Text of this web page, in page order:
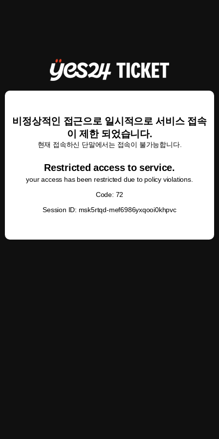
비정상적인 접근으로 일시적으로 서비스 접속
이 제한 되었습니다.
현재 접속하신 단말에서는 접속이 불가능합니다.
Restricted access to service.
your access has been restricted due to policy violations.
Code: 72
Session ID: msk5rtqd-mef6986yxqooi0khpvc